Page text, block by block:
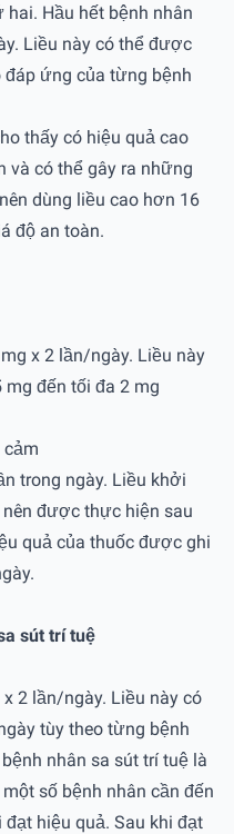
Hầu hết bệnh nhân
Liều này có thể được
ứng của từng bệnh
thấy có hiệu quả cao
có thể gây ra những
dùng liều cao hơn 16
độ an toàn.
x 2 lần/ngày. Liều này
mg đến tối đa 2 mg
trong ngày. Liều khởi
được thực hiện sau
quả của thuốc được ghi
sút trí tuệ
2 lần/ngày. Liều này có
tùy theo từng bệnh
nhân sa sút trí tuệ là
số bệnh nhân cần đến
hiệu quả. Sau khi đạt